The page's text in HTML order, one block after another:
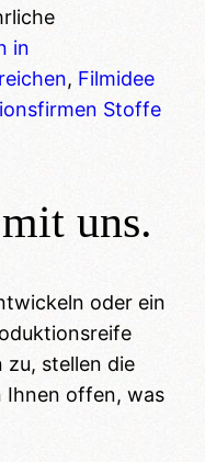
in
, Filmidee
Stoffe
uns.
oder ein
stellen die
Ihnen offen, was